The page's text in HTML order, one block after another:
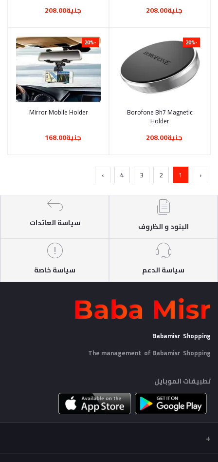
جنية208.00 جنية208.00
-20%
أضف إلى السلة
Borofone Bh7 Magnetic
Holder
جنية208.00
-20%
أضف إلى السلة
Mirror Mobile Holder
جنية168.00
‹
1
2
3
4
›
البنود و الظروف سياسة العائدات
سياسة الدعم سياسة خاصة
Babamisr Shopping
The management of Babamisr Shopping
تطبيقات الموبايل